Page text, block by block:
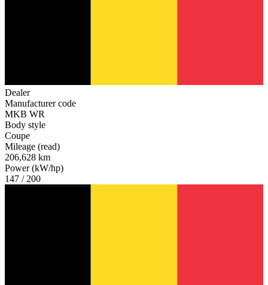
Dealer
Manufacturer code
MKB WR
Body style
Coupe
Mileage (read)
206,628 km
Power (kW/hp)
147 / 200